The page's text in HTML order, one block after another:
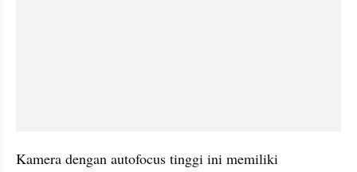
Kamera dengan autofocus tinggi ini memiliki